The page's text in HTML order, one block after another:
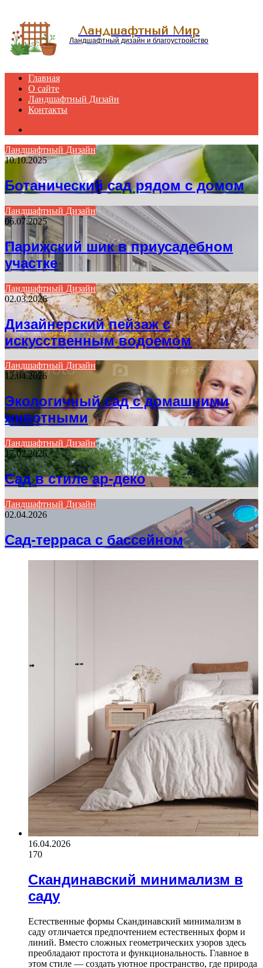
Ландшафтный Мир
Ландшафтный дизайн и благоустройство
Главная
О сайте
Ландшафтный Дизайн
Контакты
Ландшафтный Дизайн
10.10.2025
Ботанический сад рядом с домом
Ландшафтный Дизайн
06.07.2025
Парижский шик в приусадебном
участке
Ландшафтный Дизайн
02.03.2026
Дизайнерский пейзаж с
искусственным водоемом
Ландшафтный Дизайн
12.04.2026
Экологичный сад с домашними
животными
Ландшафтный Дизайн
17.02.2026
Сад в стиле ар-деко
Ландшафтный Дизайн
02.04.2026
Сад-терраса с бассейном
16.04.2026
170
Скандинавский минимализм в
саду
Естественные формы Скандинавский минимализм в
саду отличается предпочтением естественных форм и
линий. Вместо сложных геометрических узоров здесь
преобладают простота и функциональность. Главное в
этом стиле — создать уютное пространство, где природа